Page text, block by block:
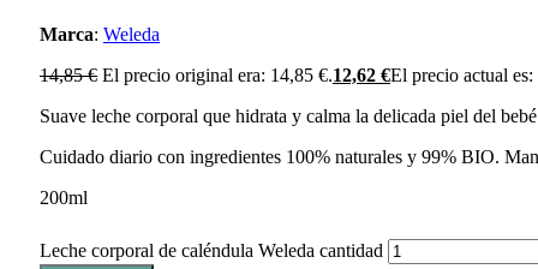
Marca: Weleda
14,85€ El precio original era: 14,85 €.12,62 €El precio actual
Suave leche corporal que hidrata y calma la delicada piel del
Cuidado diario con ingredientes 100% naturales y 99% BIO.
200ml
Leche corporal de caléndula Weleda cantidad